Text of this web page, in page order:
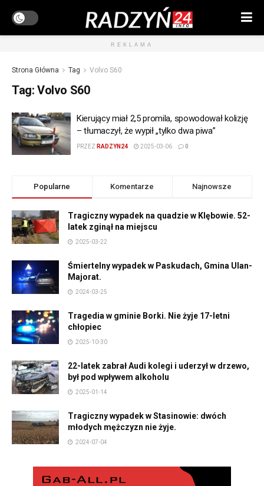
REKLAMA
Strona Główna Tag Volvo S60
Tag: Volvo S60
Kierujący miał 2,5 promila, spowodował kolizję
– tłumaczył, że wypił „tylko dwa piwa”
PRZEZ RADZYN24 2025-03-06 0
Popularne Komentarze Najnowsze
Tragiczny wypadek na quadzie w Klębowie. 52-
latek zginął na miejscu
2025-03-22
Śmiertelny wypadek w Paskudach, Gmina Ulan-
Majorat.
2024-03-25
Tragedia w gminie Borki. Nie żyje 17-letni
chłopiec
2025-10-30
22-latek zabrał Audi kolegi i uderzył w drzewo,
był pod wpływem alkoholu
2025-01-14
Tragiczny wypadek w Stasinowie: dwóch
młodych mężczyzn nie żyje.
2024-07-04